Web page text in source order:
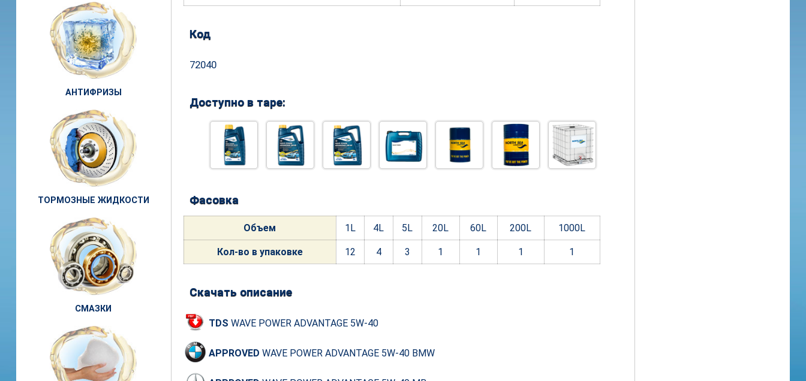
АНТИФРИЗЫ
ТОРМОЗНЫЕ ЖИДКОСТИ
СМАЗКИ
Код
72040
Доступно в таре:
Фасовка
Объем 1L 4L 5L 20L 60L 200L 1000L
Кол-во в упаковке 12 4 3 1 1 1 1
Скачать описание
TDS WAVE POWER ADVANTAGE 5W-40
APPROVED WAVE POWER ADVANTAGE 5W-40 BMW